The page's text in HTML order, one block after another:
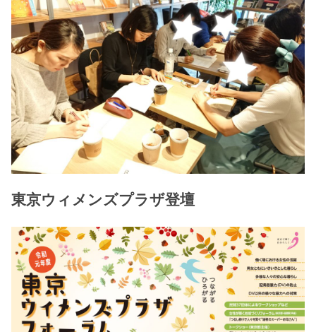
東京ウィメンズプラザ登壇